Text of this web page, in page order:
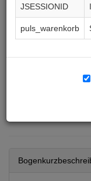
JSESSIONID
puls_warenkorb